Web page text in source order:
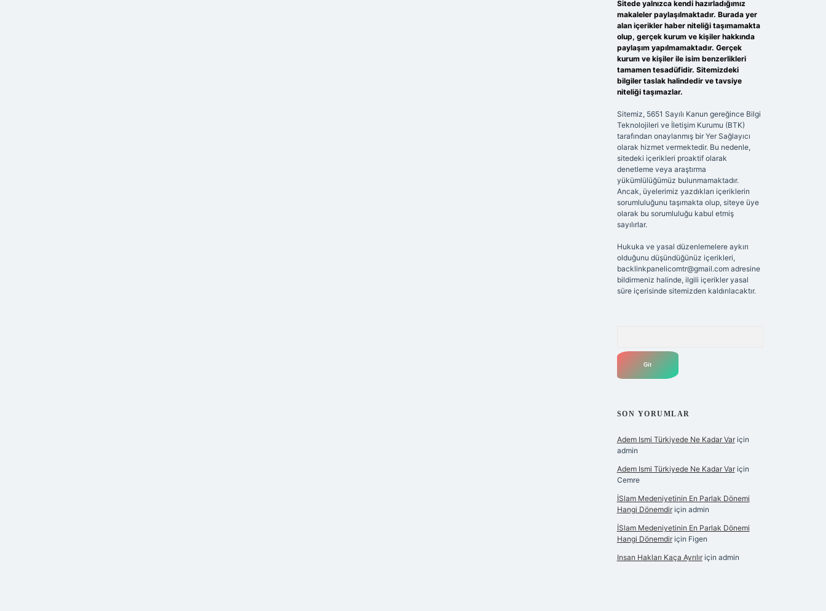
Sitede yalnızca kendi hazırladığımız
makaleler paylaşılmaktadır. Burada yer
alan içerikler haber niteliği taşımamakta
olup, gerçek kurum ve kişiler hakkında
paylaşım yapılmamaktadır. Gerçek
kurum ve kişiler ile isim benzerlikleri
tamamen tesadüfidir. Sitemizdeki
bilgiler taslak halindedir ve tavsiye
niteliği taşımazlar.
Sitemiz, 5651 Sayılı Kanun gereğince Bilgi
Teknolojileri ve İletişim Kurumu (BTK)
tarafından onaylanmış bir Yer Sağlayıcı
olarak hizmet vermektedir. Bu nedenle,
sitedeki içerikleri proaktif olarak
denetleme veya araştırma
yükümlülüğümüz bulunmamaktadır.
Ancak, üyelerimiz yazdıkları içeriklerin
sorumluluğunu taşımakta olup, siteye üye
olarak bu sorumluluğu kabul etmiş
sayılırlar.
Hukuka ve yasal düzenlemelere aykırı
olduğunu düşündüğünüz içerikleri,
backlinkpanelicomtr@gmail.comadresine
bildirmeniz halinde, ilgili içerikler yasal
süre içerisinde sitemizden kaldırılacaktır.
SON YORUMLAR
Adem Ismi Türkiyede Ne Kadar Variçin
admin
Adem Ismi Türkiyede Ne Kadar Variçin
Cemre
İSlam Medeniyetinin En Parlak Dönemi
Hangi Dönemdiriçin admin
İSlam Medeniyetinin En Parlak Dönemi
Hangi Dönemdiriçin Figen
Insan Hakları Kaça Ayrılıriçin admin